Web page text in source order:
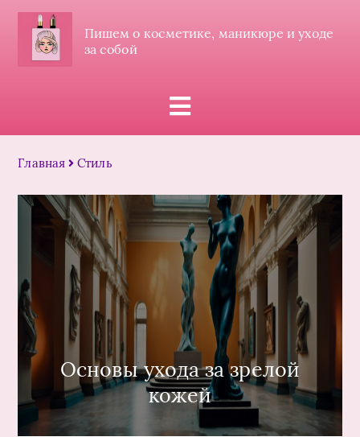
Пишем о косметике, маникюре и уходе
за собой
Главная Стиль
Основы ухода за зрелой
кожей